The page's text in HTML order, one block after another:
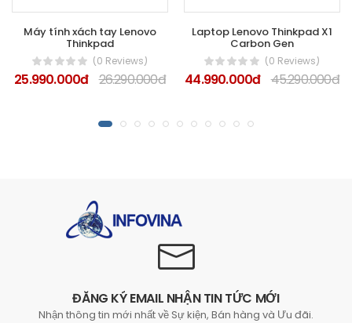
Máy tính xách tay Lenovo
Thinkpad
(0 Reviews)
25.990.000đ 26.290.000đ
Laptop Lenovo Thinkpad X1
Carbon Gen
(0 Reviews)
44.990.000đ 45.290.000đ
ĐĂNG KÝ EMAIL NHẬN TIN TỨC MỚI
Nhận thông tin mới nhất về Sự kiện, Bán hàng và Ưu đãi.